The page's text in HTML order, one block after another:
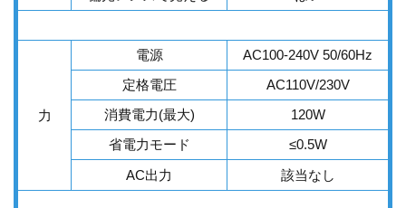
力
電源
AC100-240V 50/60Hz
定格電圧
AC110V/230V
消費電力(最大)
120W
省電力モード
≤0.5W
AC出力
該当なし